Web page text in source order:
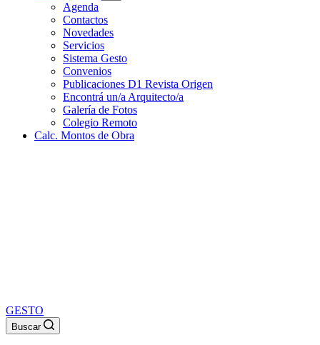
Agenda
Contactos
Novedades
Servicios
Sistema Gesto
Convenios
Publicaciones D1 Revista Origen
Encontrá un/a Arquitecto/a
Galería de Fotos
Colegio Remoto
Calc. Montos de Obra
GESTO
Buscar